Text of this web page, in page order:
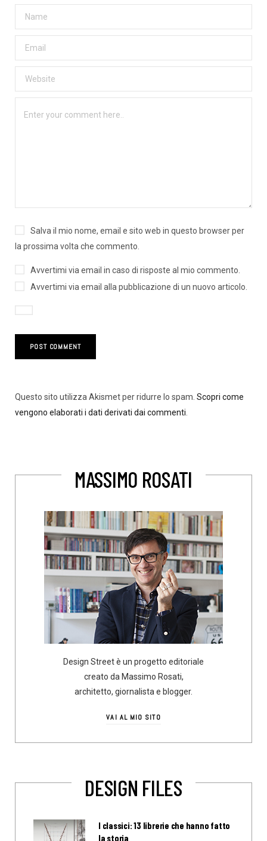
Salva il mio nome, email e sito web in questo browser per
la prossima volta che commento.
Avvertimi via email in caso di risposte al mio commento.
Avvertimi via email alla pubblicazione di un nuovo articolo.
Questo sito utilizza Akismet per ridurre lo spam. Scopri come
vengono elaborati i dati derivati dai commenti
MASSIMO ROSATI
Design Street è un progetto editoriale
creato da Massimo Rosati,
architetto, giornalista e blogger.
VAI AL MIO SITO
DESIGN FILES
I classici: 13 librerie che hanno fatto
la storia